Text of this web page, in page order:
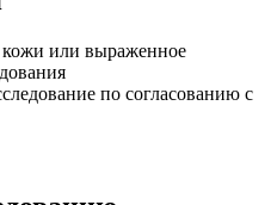
или выраженное
по согласованию с